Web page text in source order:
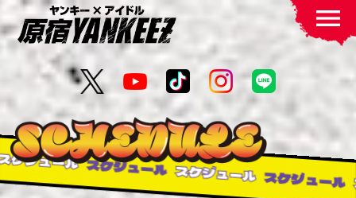
menu
ュール スケジュール スケジュール スケジュール ス